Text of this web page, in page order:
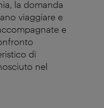
la domanda
viaggiare e
e
di
nel